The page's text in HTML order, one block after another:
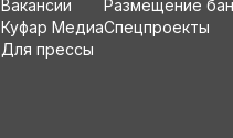
Вакансии
Куфар Медиа
Для прессы
Размещение
Спецпроекты